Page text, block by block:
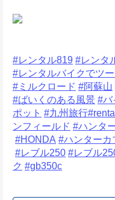
#レンタル819 #レンタ
#レンタルバイクでツ
#ミルクロード #阿蘇山
#ばいくのある風景 #バ
ポット #九州旅行
ンフィールド #ハンタ
#HONDA #ハンターカ
#レブル250 #レブル
ク #gb350c